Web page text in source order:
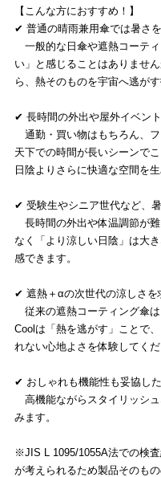
【こんな方におすすめ！】
✔ 普通の晴雨兼用傘では暑さ
一般的な日傘や遮熱コーテ
い」と感じることはありませ
ら、熱そのものを宇宙へ逃が
✔ 長時間の外出や屋外イベン
通勤・買い物はもちろん、
天下での時間が長いシーンで
日陰よりさらに快適な空間を生
✔ 受験生やシニア世代など、
長時間の外出や体温調節が
なく「より涼しい日陰」は大
感できます。
✔ 遮熱＋αの次世代の涼しさを
従来の遮熱コーティング傘
Coolは「熱を逃がす」ことで
れない心地よさを体験してくだ
✔ おしゃれも機能性も妥協し
高機能ながらスタイリッシ
みます。
※JIS L 1095/1055A法での検
が考えられるため製品そのも